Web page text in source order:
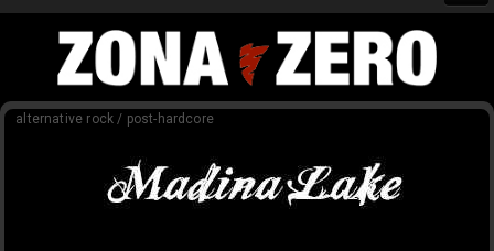
CONTENIDO
COMUNIDAD
FEEEDBACK
alternative rock / post-hardcore